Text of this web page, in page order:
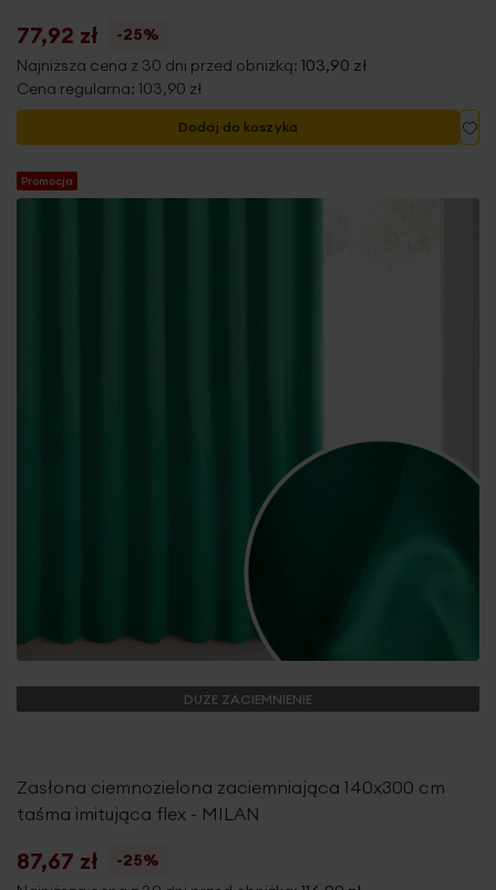
77,92 zł
-25%
Najniższa cena z 30 dni przed obniżką: 103,90 zł
Cena regularna: 103,90 zł
Dodaj do koszyka
Promocja
DUŻE ZACIEMNIENIE
Zasłona ciemnozielona zaciemniająca 140x300 cm
taśma imitująca flex - MILAN
87,67 zł
-25%